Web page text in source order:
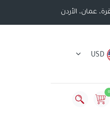
عمان، الأردن
USD
0